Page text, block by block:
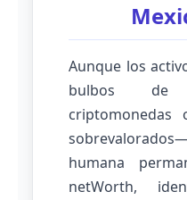
Aunque los
bulbos
criptomonedas
humana
netWorth,